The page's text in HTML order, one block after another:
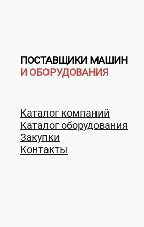
ПОСТАВЩИКИ МАШИН
И ОБОРУДОВАНИЯ
Каталог компаний
Каталог оборудования
Закупки
Контакты